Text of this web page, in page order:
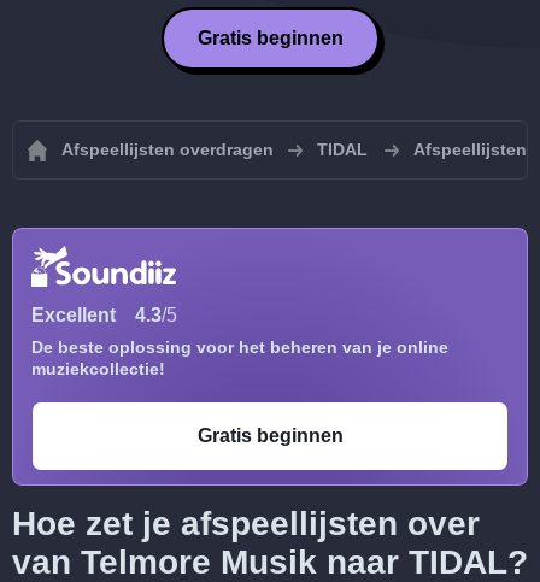
Gratis beginnen
Afspeellijsten overdragen TIDAL Afspeellijsten
Excellent 4.3/5
De beste oplossing voor het beheren van je online
muziekcollectie!
Gratis beginnen
Hoe zet je afspeellijsten over
van Telmore Musik naar TIDAL?